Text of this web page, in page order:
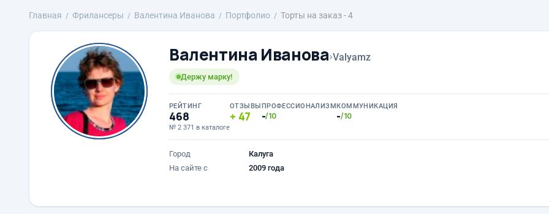
Главная Фрилансеры Валентина Иванова Портфолио Торты на заказ - 4
Валентина Иванова›Valyamz
Держу марку!
РЕЙТИНГ
468
№ 2 371 в каталоге
ОТЗЫВЫ
47
ПРОФЕССИОНАЛИЗМ
-/10
КОММУНИКАЦИЯ
-/10
Город
Калуга
На сайте с
2009 года